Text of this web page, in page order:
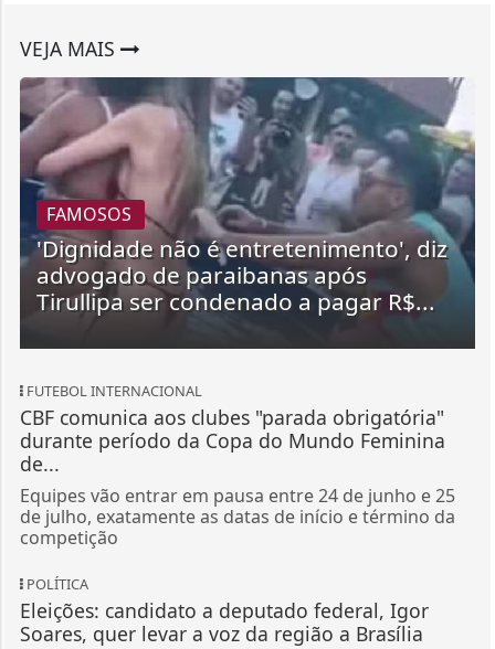
VEJA MAIS
FAMOSOS
'Dignidade não é entretenimento', diz
advogado de paraibanas após
Tirullipa ser condenado a pagar R$...
FUTEBOL INTERNACIONAL
CBF comunica aos clubes "parada obrigatória"
durante período da Copa do Mundo Feminina
de...
Equipes vão entrar em pausa entre 24 de junho e 25
de julho, exatamente as datas de início e término da
competição
POLÍTICA
Eleições: candidato a deputado federal, Igor
Soares, quer levar a voz da região a Brasília